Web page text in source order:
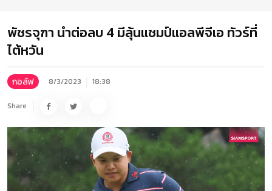
พัชรจุฑา นำต่อลบ 4 มีลุ้นแชมป์แอลพีจีเอ ทัวร์ที่
ไต้หวัน
กอล์ฟ 8/3/2023 18:38
Share